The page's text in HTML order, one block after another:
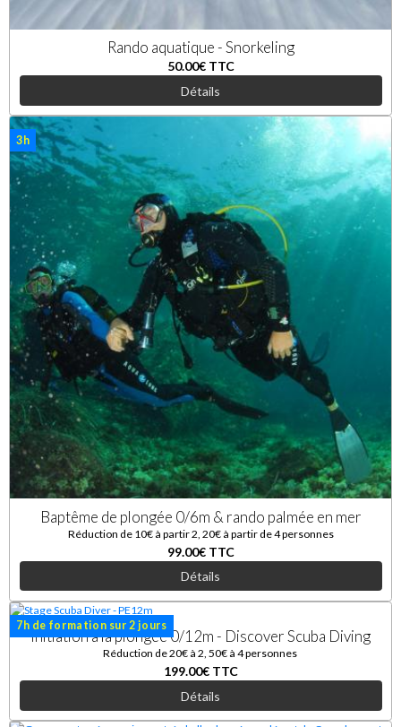
Rando aquatique - Snorkeling
50.00€ TTC
Détails
3h
Baptême de plongée 0/6m & rando palmée en mer
Réduction de 10€ à partir 2, 20€ à partir de 4 personnes
99.00€ TTC
Détails
7h de formation sur 2 jours
Initiation à la plongée 0/12m - Discover Scuba Diving
Réduction de 20€ à 2, 50€ à 4 personnes
199.00€ TTC
Détails